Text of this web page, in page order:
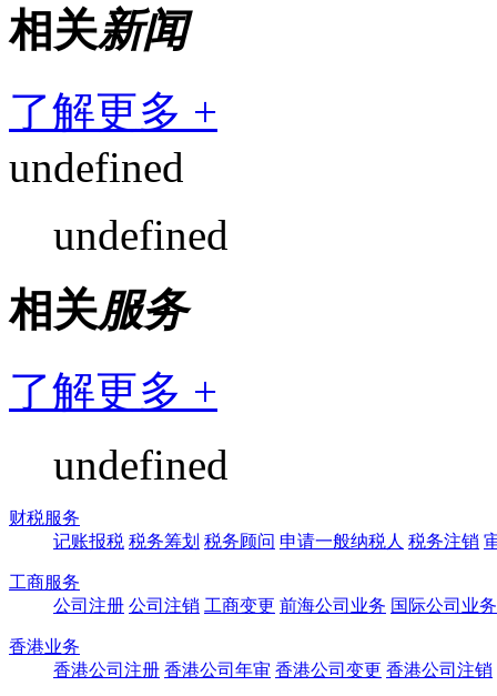
相关新闻
了解更多 +
undefined
undefined
相关服务
了解更多 +
undefined
财税服务
记账报税 税务筹划 税务顾问 申请一般纳税人 税务注销
工商服务
公司注册 公司注销 工商变更 前海公司业务 国际公司业务
香港业务
香港公司注册 香港公司年审 香港公司变更 香港公司注销